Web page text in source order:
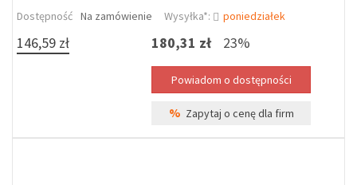
Dostępność Na zamówienie Wysyłka*: poniedziałek
146,59 zł 180,31 zł 23%
% Zapytaj o cenę dla firm